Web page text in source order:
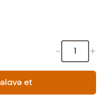
- +
et